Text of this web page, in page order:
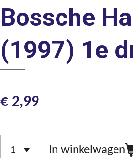
Bossche
(1997) 1e
€ 2,99
In winkelwagen